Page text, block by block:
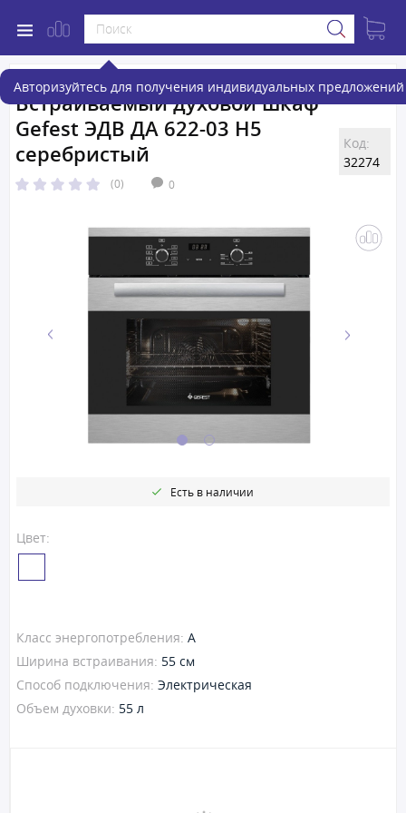
Авторизуйтесь для получения индивидуальных предложений
Встраиваемый духовой шкаф
Gefest ЭДВ ДА 622-03 H5
серебристый
(0) 0
Код:
32274
Цвет:
Есть в наличии
Класс энергопотребления: A
Ширина встраивания: 55 см
Способ подключения: Электрическая
Объем духовки: 55 л